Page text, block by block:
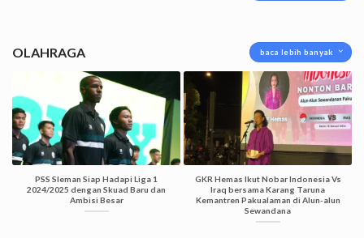
OLAHRAGA baca lebih banyak
PSS Sleman Siap Hadapi Liga 1
2024/2025 dengan Skuad Baru dan
Ambisi Besar
GKR Hemas Ikut Nobar Indonesia Vs
Iraq bersama Karang Taruna
Kemantren Pakualaman di Alun-alun
Sewandana